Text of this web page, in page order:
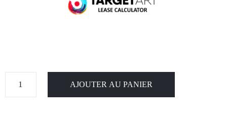
AJOUTER AU PANIER